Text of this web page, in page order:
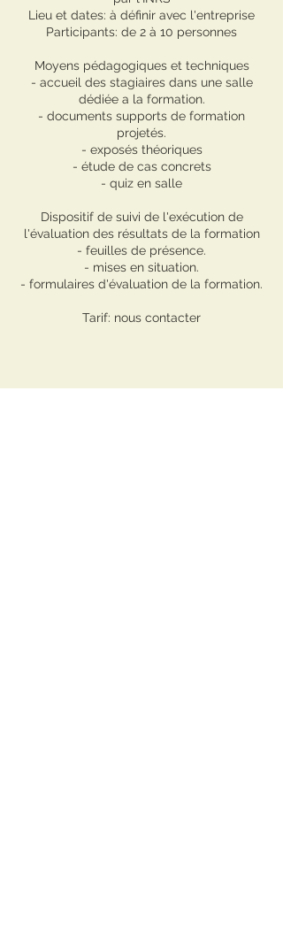
Lieu et dates: à définir avec l'entreprise
Participants: de 2 à 10 personnes
Moyens pédagogiques et techniques
- accueil des stagiaires dans une salle
dédiée a la formation.
- documents supports de formation
projetés.
- exposés théoriques
- étude de cas concrets
- quiz en salle
Dispositif de suivi de l'exécution de
l'évaluation des résultats de la formation
- feuilles de présence.
- mises en situation.
- formulaires d'évaluation de la formation.
Tarif: nous contacter